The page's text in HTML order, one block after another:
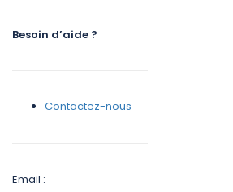
Besoin d’aide ?
Contactez-nous
Email :